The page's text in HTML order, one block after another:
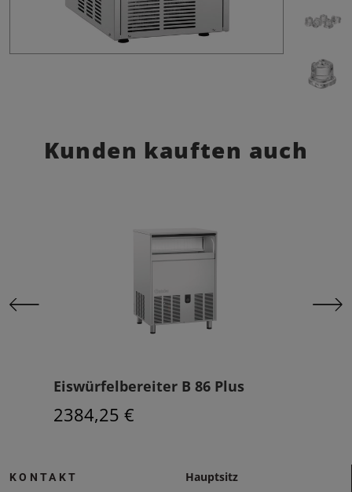
Kunden kauften auch
Eiswürfelbereiter B 86 Plus
2384,25 €
KONTAKT
Hauptsitz